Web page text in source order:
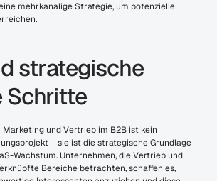
mehrkanalige Strategie, um potenzielle
strategische
Schritte
Marketing und Vertrieb im B2B ist kein
– sie ist die strategische Grundlage
Wachstum. Unternehmen, die Vertrieb und
Bereiche betrachten, schaffen es,